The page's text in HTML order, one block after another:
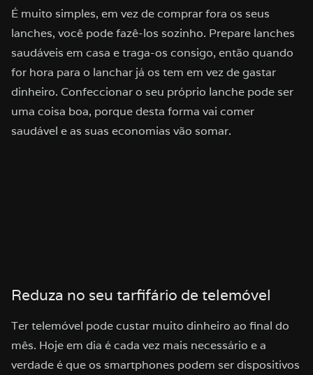
É muito simples, em vez de comprar fora os seus
lanches, você pode fazê-los sozinho. Prepare lanches
saudáveis em casa e traga-os consigo, então quando
for hora para o lanchar já os tem em vez de gastar
dinheiro. Confeccionar o seu próprio lanche pode ser
uma coisa boa, porque desta forma vai comer
saudável e as suas economias vão somar.
Reduza no seu tarfifário de telemóvel
Ter telemóvel pode custar muito dinheiro ao final do
mês. Hoje em dia é cada vez mais necessário e a
verdade é que os smartphones podem ser dispositivos